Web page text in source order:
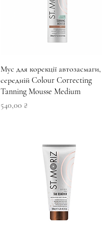
Швидкий перегляд
Мус для корекції автозасмаги,
середній Colour Correcting
Tanning Mousse Medium
Ціна
540,00 ₴